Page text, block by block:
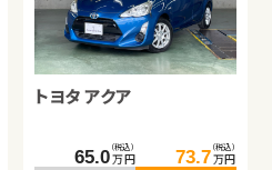
トヨタ アクア
65.0 （税込）
万円
73.7 （税込）
万円
トヨタ ノア
162.3 （税込）
万円
172.8 （税込）
万円
スズキ ワゴンＲ